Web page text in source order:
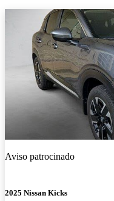
Aviso patrocinado
2025 Nissan Kicks